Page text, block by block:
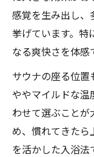
感覚を生み出し、
挙げています。特
なる爽快さを体感
サウナの座る位
ややマイルドな温
わせて選ぶことが
め、慣れてきたら
を活かした入浴法